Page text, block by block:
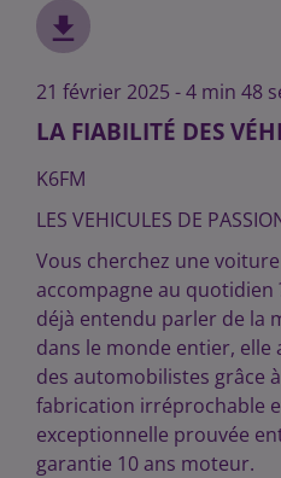
21 février 2025 - 4 min 48
LA FIABILITÉ DES
K6FM
LES VEHICULES DE
Vous cherchez une
accompagne au quotidien
déjà entendu parler de la
dans le monde entier, elle
des automobilistes grâce
fabrication irréprochable
exceptionnelle prouvée
garantie 10 ans moteur.